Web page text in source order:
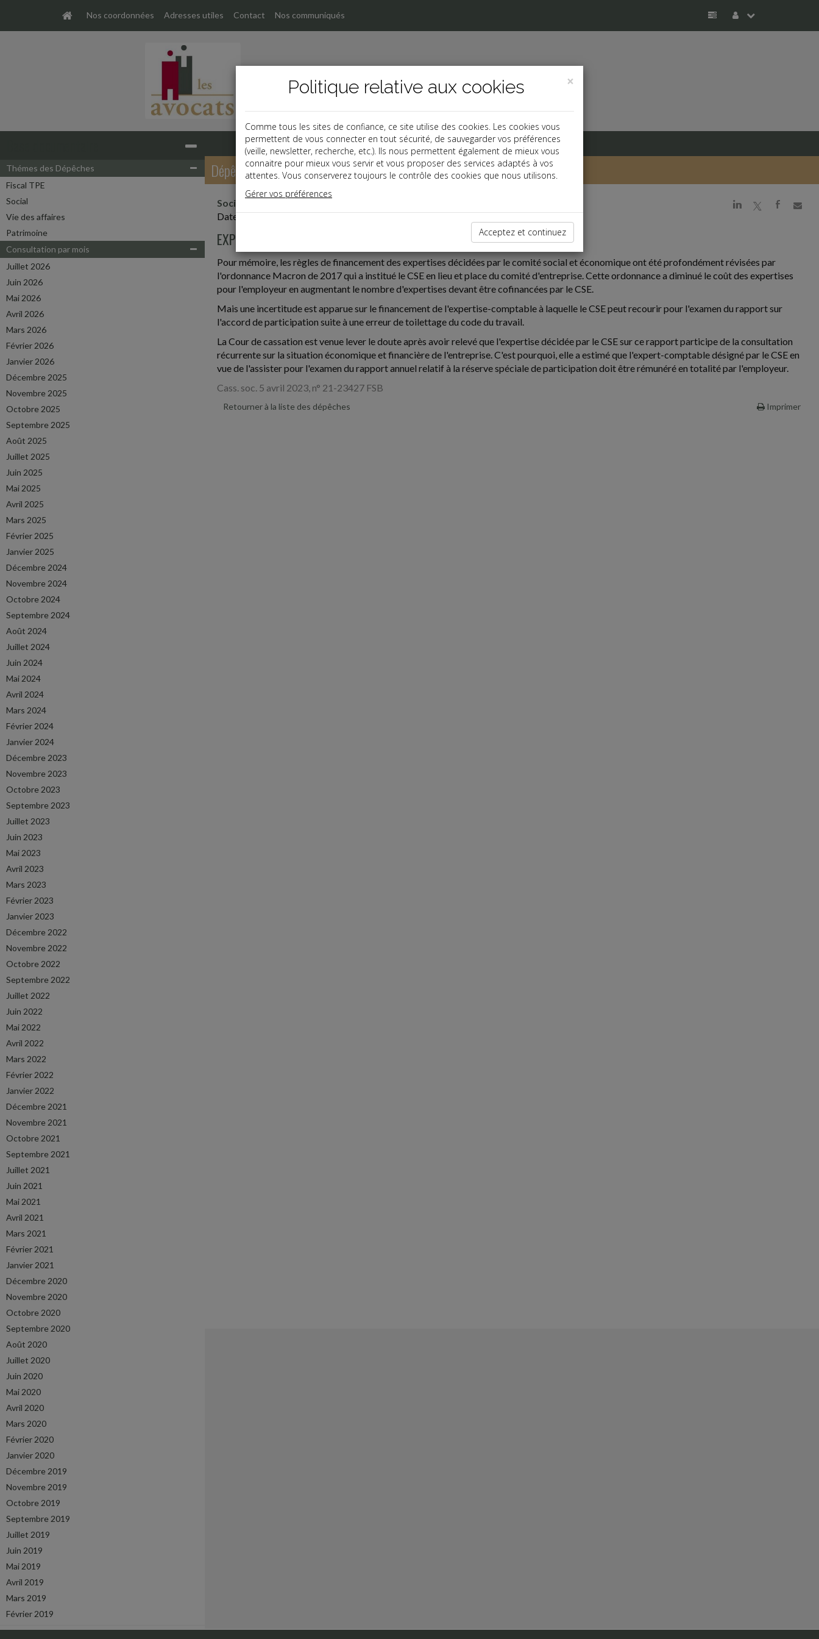
Nos coordonnées Adresses utiles Contact Nos communiqués
Thémes des Dépêches
Fiscal TPE
Social
Vie des affaires
Patrimoine
Consultation par mois
Juillet 2026
Juin 2026
Mai 2026
Avril 2026
Mars 2026
Février 2026
Janvier 2026
Décembre 2025
Novembre 2025
Octobre 2025
Septembre 2025
Août 2025
Juillet 2025
Juin 2025
Mai 2025
Avril 2025
Mars 2025
Février 2025
Janvier 2025
Décembre 2024
Novembre 2024
Octobre 2024
Septembre 2024
Août 2024
Juillet 2024
Juin 2024
Mai 2024
Avril 2024
Mars 2024
Février 2024
Janvier 2024
Décembre 2023
Novembre 2023
Octobre 2023
Septembre 2023
Juillet 2023
Juin 2023
Mai 2023
Avril 2023
Mars 2023
Février 2023
Janvier 2023
Décembre 2022
Novembre 2022
Octobre 2022
Septembre 2022
Juillet 2022
Juin 2022
Mai 2022
Avril 2022
Mars 2022
Février 2022
Janvier 2022
Décembre 2021
Novembre 2021
Octobre 2021
Septembre 2021
Juillet 2021
Juin 2021
Mai 2021
Avril 2021
Mars 2021
Février 2021
Janvier 2021
Décembre 2020
Novembre 2020
Octobre 2020
Septembre 2020
Août 2020
Juillet 2020
Juin 2020
Mai 2020
Avril 2020
Mars 2020
Février 2020
Janvier 2020
Décembre 2019
Novembre 2019
Octobre 2019
Septembre 2019
Juillet 2019
Juin 2019
Mai 2019
Avril 2019
Mars 2019
Février 2019
Dépêches
j a b
Social
Date: 2023-04-21
EXPERTISE CSE SUR L'ACCORD DE PARTICIPATION : QUI FINANCE ?
Pour mémoire, les règles de financement des expertises décidées par le comité social et économique ont été profondément révisées par
l'ordonnance Macron de 2017 qui a institué le CSE en lieu et place du comité d'entreprise. Cette ordonnance a diminué le coût des expertises
pour l'employeur en augmentant le nombre d'expertises devant être cofinancées par le CSE.
Mais une incertitude est apparue sur le financement de l'expertise-comptable à laquelle le CSE peut recourir pour l'examen du rapport sur
l'accord de participation suite à une erreur de toilettage du code du travail.
La Cour de cassation est venue lever le doute après avoir relevé que l'expertise décidée par le CSE sur ce rapport participe de la consultation
récurrente sur la situation économique et financière de l'entreprise. C'est pourquoi, elle a estimé que l'expert-comptable désigné par le CSE en
vue de l'assister pour l'examen du rapport annuel relatif à la réserve spéciale de participation doit être rémunéré en totalité par l'employeur.
Cass. soc. 5 avril 2023, n° 21-23427 FSB
Retourner à la liste des dépêches Imprimer
×
Politique relative aux cookies
Comme tous les sites de confiance, ce site utilise des cookies. Les cookies vous
permettent de vous connecter en tout sécurité, de sauvegarder vos préférences
(veille, newsletter, recherche, etc.). Ils nous permettent également de mieux vous
connaitre pour mieux vous servir et vous proposer des services adaptés à vos
attentes. Vous conserverez toujours le contrôle des cookies que nous utilisons.
Gérer vos préférences
Acceptez et continuez